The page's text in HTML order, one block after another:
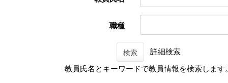
職種
検索
詳細検索
教員氏名とキーワードで教員情報を検索します。